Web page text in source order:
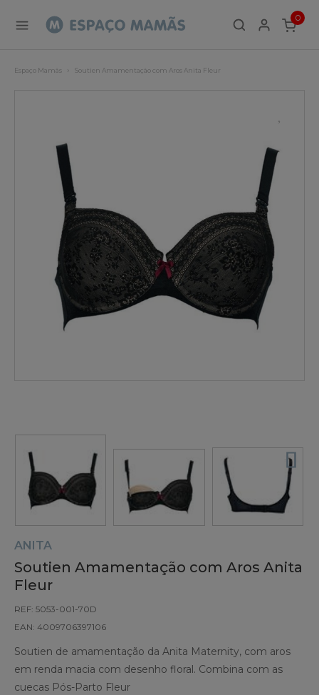
0
ITEMS
Espaço Mamãs Soutien Amamentação com Aros Anita Fleur
ANITA
Soutien Amamentação com Aros Anita
Fleur
REF: 5053-001-70D
EAN: 4009706397106
Soutien de amamentação da Anita Maternity, com aros
em renda macia com desenho floral. Combina com as
cuecas Pós-Parto Fleur